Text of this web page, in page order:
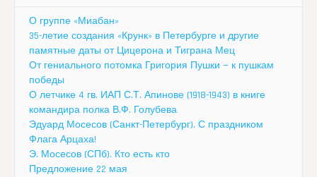
О группе «Миабан»
35-летие создания «Крунк» в Петербурге и другие
памятные даты от Цицерона и Тиграна Мец
От гениального потомка Григория Пушки — к пушкам
победы
О летчике 4 гв. ИАП С.Т. Апинове (1918-1943) в книге
командира полка В.Ф. Голубева
Эдуард Мосесов (Санкт-Петербург). С праздником
Флага Арцаха!
Э. Мосесов (СПб). Кто есть кто
Предложение 22 мая